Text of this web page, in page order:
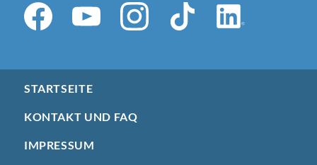
STARTSEITE
KONTAKT UND FAQ
IMPRESSUM